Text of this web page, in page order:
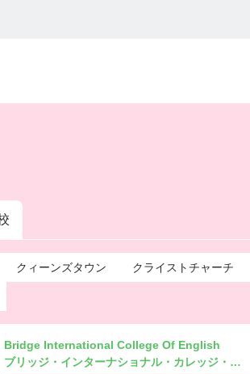
クィーンズタウン クライストチャーチ
Bridge International College Of English
ブリッジ・インターナショナル・カレッジ・オブ・イングリッシュ